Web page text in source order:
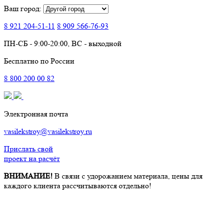
Ваш город:
8 921 204-51-11 8 909 566-76-93
ПН-СБ - 9:00-20:00, ВС - выходной
Бесплатно по России
8 800 200 00 82
Электронная почта
vasilekstroy@vasilekstroy.ru
Прислать свой
проект на расчёт
ВНИМАНИЕ! В связи с удорожанием материала, цены для
каждого клиента рассчитываются отдельно!